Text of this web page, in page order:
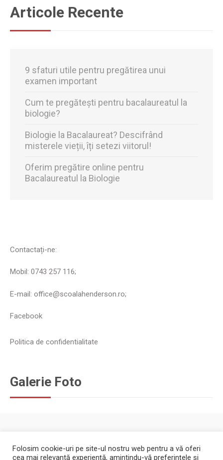
Articole Recente
9 sfaturi utile pentru pregătirea unui
examen important
Cum te pregătești pentru bacalaureatul la
biologie?
Biologie la Bacalaureat? Descifrând
misterele vieții, îți setezi viitorul!
Oferim pregătire online pentru
Bacalaureatul la Biologie
Contactați-ne:
Mobil: 0743 257 116;
E-mail: office@scoalahenderson.ro;
Facebook
Politica de confidentialitate
Galerie Foto
Folosim cookie-uri pe site-ul nostru web pentru a vă oferi
cea mai relevantă experiență, amintindu-vă preferințele și